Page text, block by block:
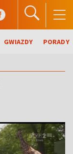
GWIAZDY PORADY